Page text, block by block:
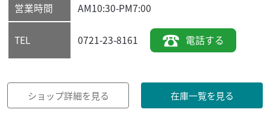
営業時間
AM10:30-PM7:00
TEL 0721-23-8161 電話する
ショップ詳細を見る 在庫一覧を見る